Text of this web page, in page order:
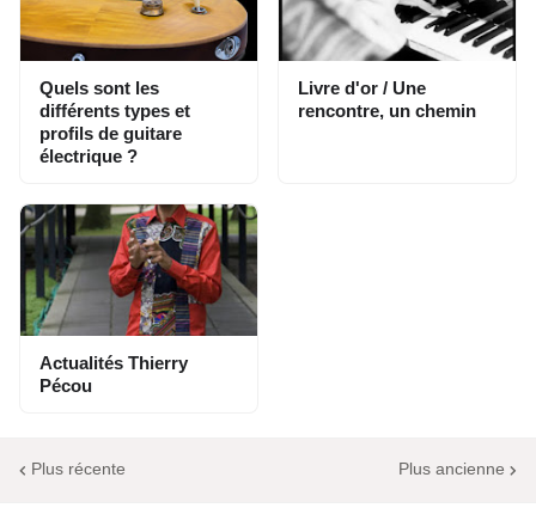
Quels sont les
différents types et
profils de guitare
électrique ?
Livre d'or / Une
rencontre, un chemin
Actualités Thierry
Pécou
Plus récente Plus ancienne